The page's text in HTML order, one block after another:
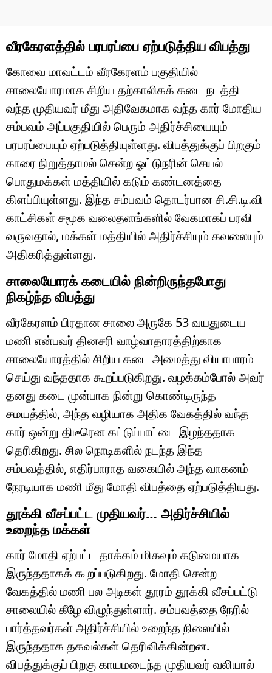
வீரகேரளத்தில் பரபரப்பை ஏற்படுத்திய விபத்து
கோவை மாவட்டம் வீரகேரளம் பகுதியில்
சாலையோரமாக சிறிய தற்காலிகக் கடை நடத்தி
வந்த முதியவர் மீது அதிவேகமாக வந்த கார் மோதிய
சம்பவம் அப்பகுதியில் பெரும் அதிர்ச்சியையும்
பரபரப்பையும் ஏற்படுத்தியுள்ளது. விபத்துக்குப் பிறகும்
காரை நிறுத்தாமல் சென்ற ஓட்டுநரின் செயல்
பொதுமக்கள் மத்தியில் கடும் கண்டனத்தை
கிளப்பியுள்ளது. இந்த சம்பவம் தொடர்பான சி.சி.டி.வி
காட்சிகள் சமூக வலைதளங்களில் வேகமாகப் பரவி
வருவதால், மக்கள் மத்தியில் அதிர்ச்சியும் கவலையும்
அதிகரித்துள்ளது.
சாலையோரக் கடையில் நின்றிருந்தபோது
நிகழ்ந்த விபத்து
வீரகேரளம் பிரதான சாலை அருகே 53 வயதுடைய
மணி என்பவர் தினசரி வாழ்வாதாரத்திற்காக
சாலையோரத்தில் சிறிய கடை அமைத்து வியாபாரம்
செய்து வந்ததாக கூறப்படுகிறது. வழக்கம்போல் அவர்
தனது கடை முன்பாக நின்று கொண்டிருந்த
சமயத்தில், அந்த வழியாக அதிக வேகத்தில் வந்த
கார் ஒன்று திடீரென கட்டுப்பாட்டை இழந்ததாக
தெரிகிறது. சில நொடிகளில் நடந்த இந்த
சம்பவத்தில், எதிர்பாராத வகையில் அந்த வாகனம்
நேரடியாக மணி மீது மோதி விபத்தை ஏற்படுத்தியது.
தூக்கி வீசப்பட்ட முதியவர்… அதிர்ச்சியில்
உறைந்த மக்கள்
கார் மோதி ஏற்பட்ட தாக்கம் மிகவும் கடுமையாக
இருந்ததாகக் கூறப்படுகிறது. மோதி சென்ற
வேகத்தில் மணி பல அடிகள் தூரம் தூக்கி வீசப்பட்டு
சாலையில் கீழே விழுந்துள்ளார். சம்பவத்தை நேரில்
பார்த்தவர்கள் அதிர்ச்சியில் உறைந்த நிலையில்
இருந்ததாக தகவல்கள் தெரிவிக்கின்றன.
விபத்துக்குப் பிறகு காயமடைந்த முதியவர் வலியால்